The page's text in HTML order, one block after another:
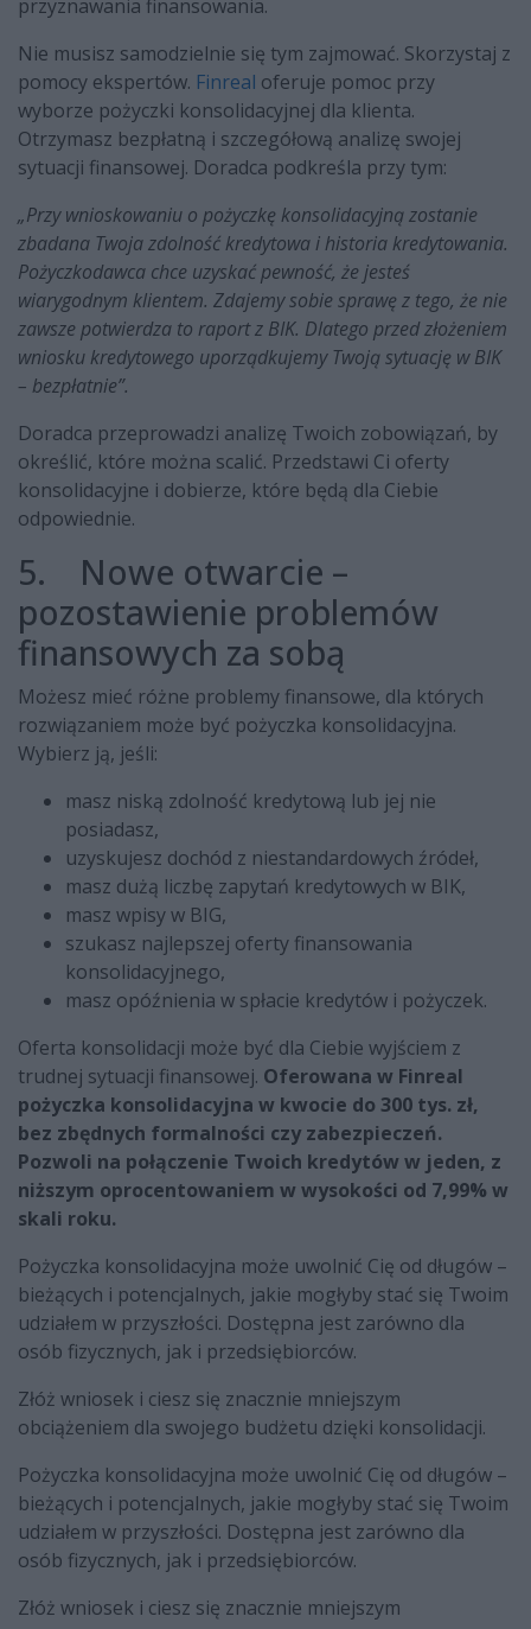
przyznawania finansowania.
Nie musisz samodzielnie się tym zajmować. Skorzystaj z
pomocy ekspertów. Finreal oferuje pomoc przy
wyborze pożyczki konsolidacyjnej dla klienta.
Otrzymasz bezpłatną i szczegółową analizę swojej
sytuacji finansowej. Doradca podkreśla przy tym:
„Przy wnioskowaniu o pożyczkę konsolidacyjną zostanie
zbadana Twoja zdolność kredytowa i historia kredytowania.
Pożyczkodawca chce uzyskać pewność, że jesteś
wiarygodnym klientem. Zdajemy sobie sprawę z tego, że nie
zawsze potwierdza to raport z BIK. Dlatego przed złożeniem
wniosku kredytowego uporządkujemy Twoją sytuację w BIK
– bezpłatnie”.
Doradca przeprowadzi analizę Twoich zobowiązań, by
określić, które można scalić. Przedstawi Ci oferty
konsolidacyjne i dobierze, które będą dla Ciebie
odpowiednie.
5. Nowe otwarcie –
pozostawienie problemów
finansowych za sobą
Możesz mieć różne problemy finansowe, dla których
rozwiązaniem może być pożyczka konsolidacyjna.
Wybierz ją, jeśli:
masz niską zdolność kredytową lub jej nie
posiadasz,
uzyskujesz dochód z niestandardowych źródeł,
masz dużą liczbę zapytań kredytowych w BIK,
masz wpisy w BIG,
szukasz najlepszej oferty finansowania
konsolidacyjnego,
masz opóźnienia w spłacie kredytów i pożyczek.
Oferta konsolidacji może być dla Ciebie wyjściem z
trudnej sytuacji finansowej. Oferowana w Finreal
pożyczka konsolidacyjna w kwocie do 300 tys. zł,
bez zbędnych formalności czy zabezpieczeń.
Pozwoli na połączenie Twoich kredytów w jeden, z
niższym oprocentowaniem w wysokości od 7,99% w
skali roku.
Pożyczka konsolidacyjna może uwolnić Cię od długów –
bieżących i potencjalnych, jakie mogłyby stać się Twoim
udziałem w przyszłości. Dostępna jest zarówno dla
osób fizycznych, jak i przedsiębiorców.
Złóż wniosek i ciesz się znacznie mniejszym
obciążeniem dla swojego budżetu dzięki konsolidacji.
Pożyczka konsolidacyjna może uwolnić Cię od długów –
bieżących i potencjalnych, jakie mogłyby stać się Twoim
udziałem w przyszłości. Dostępna jest zarówno dla
osób fizycznych, jak i przedsiębiorców.
Złóż wniosek i ciesz się znacznie mniejszym